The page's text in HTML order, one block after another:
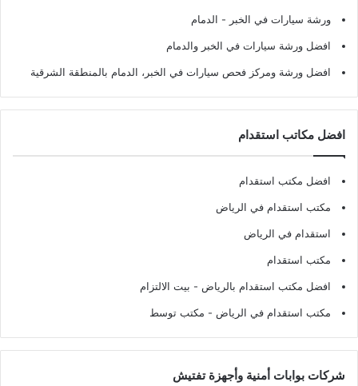
ورشة سيارات في الخبر - الدمام
افضل ورشة سيارات في الخبر والدمام
افضل ورشة ومركز فحص سيارات في الخبر، الدمام بالمنطقة الشرقية
افضل مكاتب استقدام
افضل مكتب استقدام
مكتب استقدام في الرياض
استقدام في الرياض
مكتب استقدام
افضل مكتب استقدام بالرياض - بيت الالتزام
مكتب استقدام في الرياض - مكتب توسط
شركات بوابات أمنية وأجهزة تفتيش